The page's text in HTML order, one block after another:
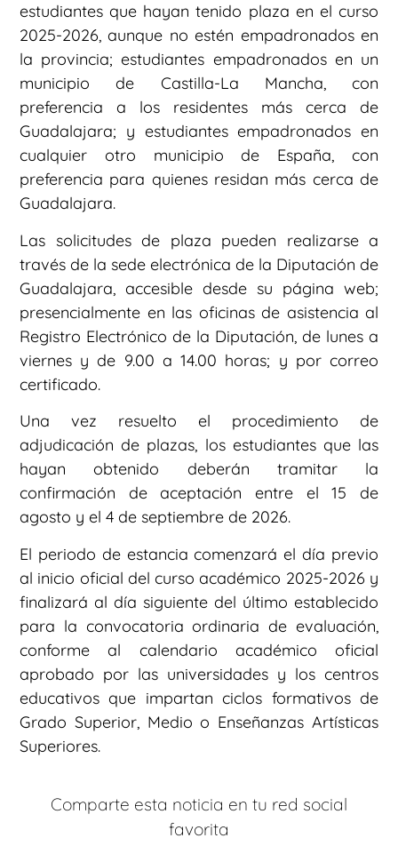
estudiantes que hayan tenido plaza en el curso
2025-2026, aunque no estén empadronados en
la provincia; estudiantes empadronados en un
municipio de Castilla-La Mancha, con
preferencia a los residentes más cerca de
Guadalajara; y estudiantes empadronados en
cualquier otro municipio de España, con
preferencia para quienes residan más cerca de
Guadalajara.
Las solicitudes de plaza pueden realizarse a
través de la sede electrónica de la Diputación de
Guadalajara, accesible desde su página web;
presencialmente en las oficinas de asistencia al
Registro Electrónico de la Diputación, de lunes a
viernes y de 9.00 a 14.00 horas; y por correo
certificado.
Una vez resuelto el procedimiento de
adjudicación de plazas, los estudiantes que las
hayan obtenido deberán tramitar la
confirmación de aceptación entre el 15 de
agosto y el 4 de septiembre de 2026.
El periodo de estancia comenzará el día previo
al inicio oficial del curso académico 2025-2026 y
finalizará al día siguiente del último establecido
para la convocatoria ordinaria de evaluación,
conforme al calendario académico oficial
aprobado por las universidades y los centros
educativos que impartan ciclos formativos de
Grado Superior, Medio o Enseñanzas Artísticas
Superiores.
Comparte esta noticia en tu red social
favorita